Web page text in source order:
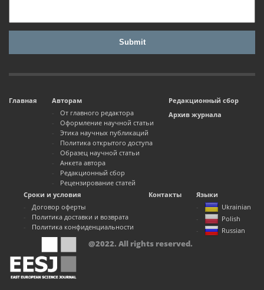
Главная
Авторам
От главного редактора
Оформление научной статьи
Этика научных публикаций
Политика открытого доступа
Образец научной статьи
Анкета автора
Редакционный сбор
Рецензирование статей
Редакционный сбор
Архив журнала
Сроки и условия
Договор оферты
Политика доставки и возврата
Политика конфиденциальности
Контакты
Языки
Ukrainian
Polish
Russian
@2022. All rights reserved.